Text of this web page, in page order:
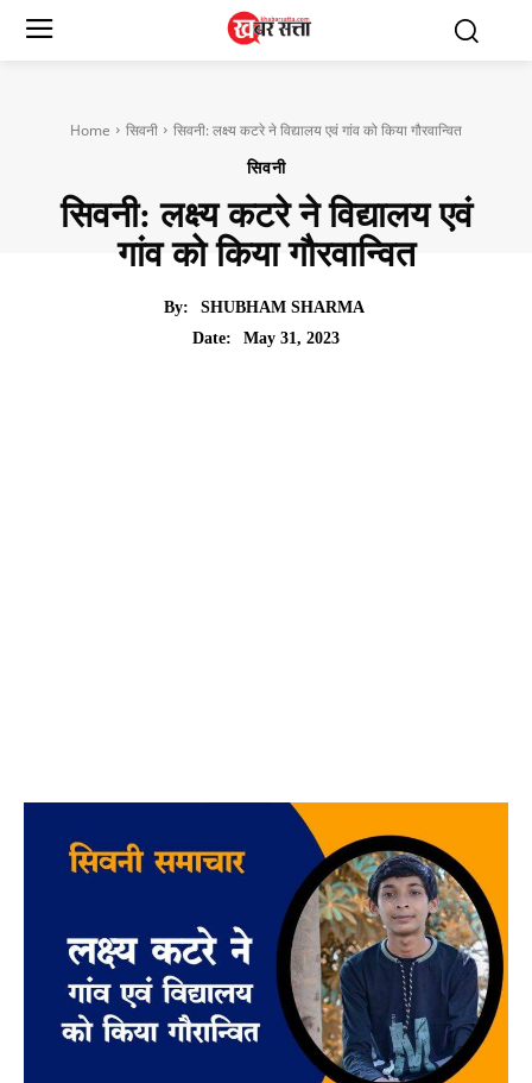
Home सिवनी सिवनी: लक्ष्य कटरे ने विद्यालय एवं गांव को किया गौरवान्वित
सिवनी
सिवनी: लक्ष्य कटरे ने विद्यालय एवं
गांव को किया गौरवान्वित
By:
SHUBHAM SHARMA
Date:
May 31, 2023